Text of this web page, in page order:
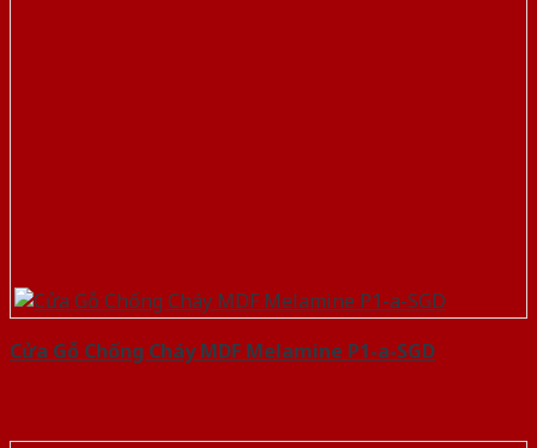
Cửa Gỗ Chống Cháy MDF Melamine P1-a-SGD